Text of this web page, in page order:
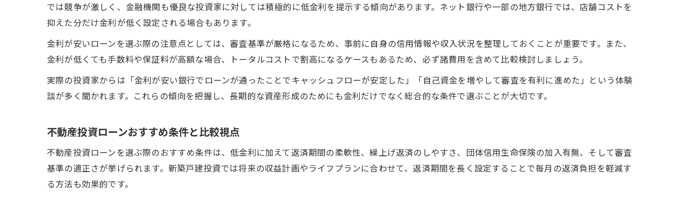
では競争が激しく、金融機関も優良な投資家に対しては積極的に低金利を提示する傾向があります。ネット銀行や一部の地方銀行では、店舗コストを
抑えた分だけ金利が低く設定される場合もあります。
金利が安いローンを選ぶ際の注意点としては、審査基準が厳格になるため、事前に自身の信用情報や収入状況を整理しておくことが重要です。また、
金利が低くても手数料や保証料が高額な場合、トータルコストで割高になるケースもあるため、必ず諸費用を含めて比較検討しましょう。
実際の投資家からは「金利が安い銀行でローンが通ったことでキャッシュフローが安定した」「自己資金を増やして審査を有利に進めた」という体験
談が多く聞かれます。これらの傾向を把握し、長期的な資産形成のためにも金利だけでなく総合的な条件で選ぶことが大切です。
不動産投資ローンおすすめ条件と比較視点
不動産投資ローンを選ぶ際のおすすめ条件は、低金利に加えて返済期間の柔軟性、繰上げ返済のしやすさ、団体信用生命保険の加入有無、そして審査
基準の適正さが挙げられます。新築戸建投資では将来の収益計画やライフプランに合わせて、返済期間を長く設定することで毎月の返済負担を軽減す
る方法も効果的です。